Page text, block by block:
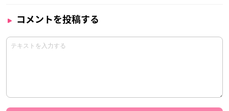
コメントを投稿する